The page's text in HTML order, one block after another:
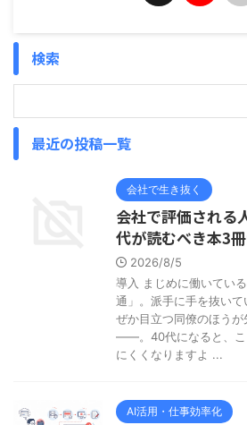
検索
最近の投稿一覧
会社で生き抜く
会社で評価される
代が読むべき本3
2026/8/5
導入 まじめに働いてい
通」。派手に手を抜い
ぜか目立つ同僚のほうが
——。40代になると、こ
にくくなりますよ ...
AI活用・仕事効率化